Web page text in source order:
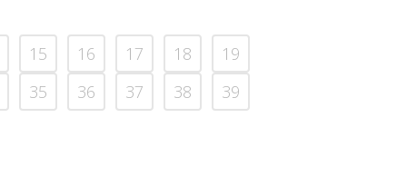
15 16 17 18
19
35 36 37 38
39